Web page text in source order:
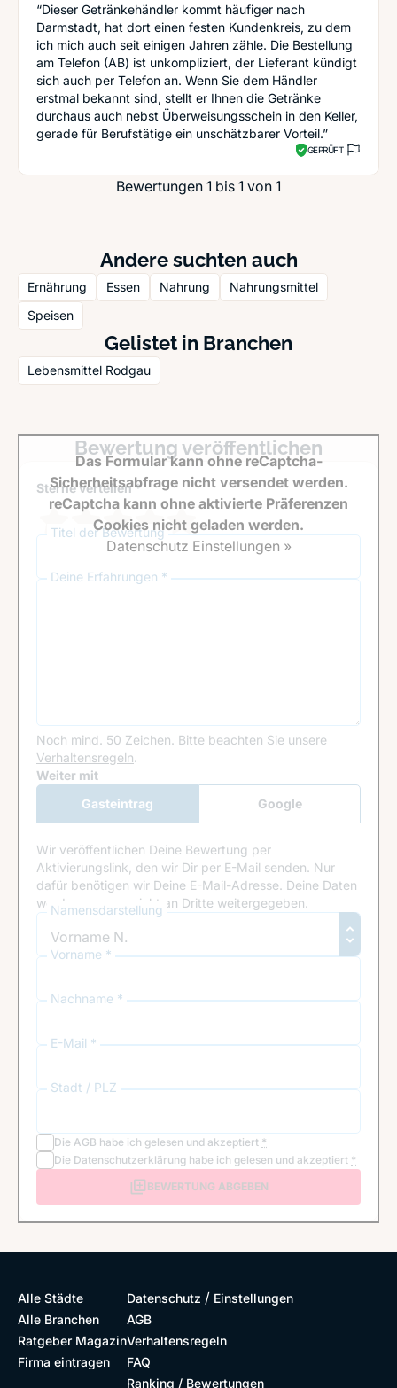
“Dieser Getränkehändler kommt häufiger nach
Darmstadt, hat dort einen festen Kundenkreis, zu dem
ich mich auch seit einigen Jahren zähle. Die Bestellung
am Telefon (AB) ist unkompliziert, der Lieferant kündigt
sich auch per Telefon an. Wenn Sie dem Händler
erstmal bekannt sind, stellt er Ihnen die Getränke
durchaus auch nebst Überweisungsschein in den Keller,
gerade für Berufstätige ein unschätzbarer Vorteil.”
GEPRÜFT
Bewertungen 1 bis 1 von 1
Andere suchten auch
Ernährung Essen Nahrung
Nahrungsmittel
Speisen
Gelistet in Branchen
Lebensmittel Rodgau
Bewertung veröffentlichen
Sterne verteilen *
Titel der Bewertung
Deine Erfahrungen *
Noch mind. 50 Zeichen. Bitte beachten Sie unsere
Verhaltensregeln.
Google Recaptcha
Weiter mit
Gasteintrag
Google
Anmeldung
Wir veröffentlichen Deine Bewertung per
Aktivierungslink, den wir Dir per E-Mail senden. Nur
dafür benötigen wir Deine E-Mail-Adresse. Deine Daten
werden von uns nicht an Dritte weitergegeben.
Namensdarstellung
Vorname *
Nachname *
E-Mail *
Stadt / PLZ
Die AGB habe ich gelesen und akzeptiert *
Die Datenschutzerklärung habe ich gelesen und akzeptiert *
BEWERTUNG ABGEBEN
Das Formular kann ohne reCaptcha-
Sicherheitsabfrage nicht versendet werden.
reCaptcha kann ohne aktivierte Präferenzen
Cookies nicht geladen werden.
Datenschutz Einstellungen »
Alle Städte
Alle Branchen
Ratgeber Magazin
Firma eintragen
Datenschutz / Einstellungen
AGB
Verhaltensregeln
FAQ
Ranking / Bewertungen